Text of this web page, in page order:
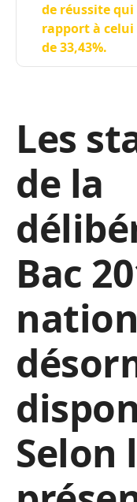
de réussite
rapport à celui
de 33,43%.
Les
de la
Bac
Selon